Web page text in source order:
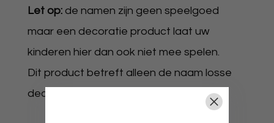
Let op: de namen zijn geen speelgoed
maar een decoratie product laat uw
kinderen hier dan ook niet mee spelen.
Dit product betreft alleen de naam losse
decoratie is los te bestellen!